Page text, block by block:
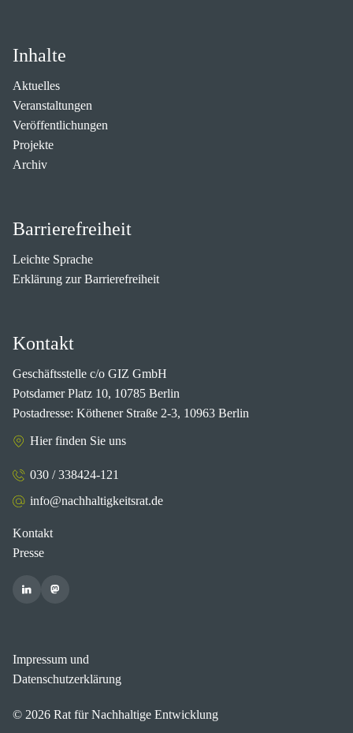
Inhalte
Aktuelles
Veranstaltungen
Veröffentlichungen
Projekte
Archiv
Barrierefreiheit
Leichte Sprache
Erklärung zur Barrierefreiheit
Kontakt
Geschäftsstelle c/o GIZ GmbH
Potsdamer Platz 10, 10785 Berlin
Postadresse: Köthener Straße 2-3, 10963 Berlin
Hier finden Sie uns
030 / 338424-121
info@nachhaltigkeitsrat.de
Kontakt
Presse
Impressum und
Datenschutzerklärung
© 2026 Rat für Nachhaltige Entwicklung